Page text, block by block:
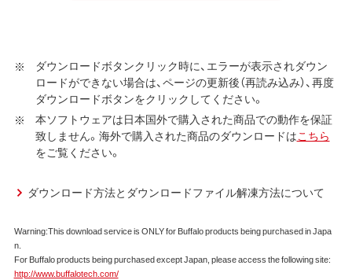
ダウンロードボタンクリック時に、エラーが表示されダウン
ロードができない場合は、ページの更新後（再読み込み）、再度
ダウンロードボタンをクリックしてください。
本ソフトウェアは日本国外で購入された商品での動作を保証
致しません。海外で購入された商品のダウンロードはこちら
をご覧ください。
ダウンロード方法とダウンロードファイル解凍方法について
Warning:This download service is ONLY for Buffalo products being purchased in Japa
n.
For Buffalo products being purchased except Japan, please access the following site:
http://www.buffalotech.com/